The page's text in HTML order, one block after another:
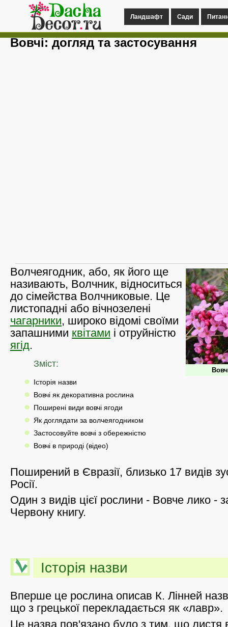
Ландшафт Сади
Вовчі: догляд та застосування
Волчеягодник, або, як його ще
називають, Волчник, відноситься
до сімейства Волчниковые. Це
листопадні або вічнозелені
чагарники, широко відомі своїми
запашними квітами і отруйністю
ягід.
Зміст:
Історія назви
Вовчі як декоративна рослина
Поширені види вовчі ягоди
Як доглядати за волчеягодником
Застосовуйте вовчі з обережністю
Вовчі в природі (відео)
Поширений в Євразії, близько 17 видів
Росії.
Один з видів цієї рослини - Вовче лико -
Червону книгу.
Історія назви
Вперше це рослина описав К. Лінней
що з грецької перекладається як «лавр».
Це назва пов'язано було з тим, що листя